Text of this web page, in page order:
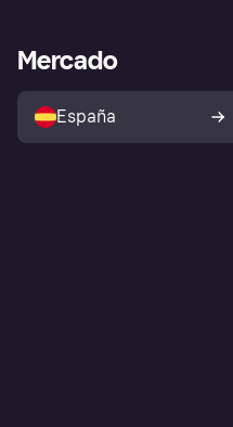
Mercado
España